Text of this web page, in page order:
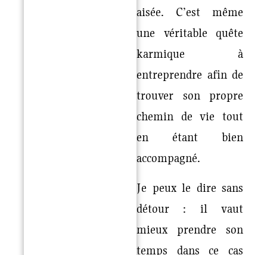
aisée. C’est même
une véritable quête
karmique à
entreprendre afin de
trouver son propre
chemin de vie tout
en étant bien
accompagné.
Je peux le dire sans
détour : il vaut
mieux prendre son
temps dans ce cas